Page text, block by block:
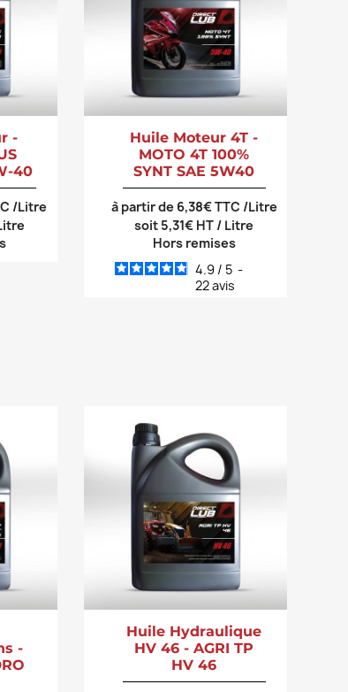
-
40
/Litre
Huile Moteur 4T -
MOTO 4T 100%
SYNT SAE 5W40
à partir de 6,38€ TTC /Litre
soit 5,31€ HT / Litre
Hors remises
4.9 / 5 -
22avis
-
Huile Hydraulique
HV 46 - AGRI TP
HV 46